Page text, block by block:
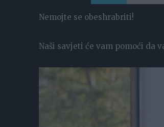
Nemojte se obeshrabriti!
Naši savjeti će vam pomoći da